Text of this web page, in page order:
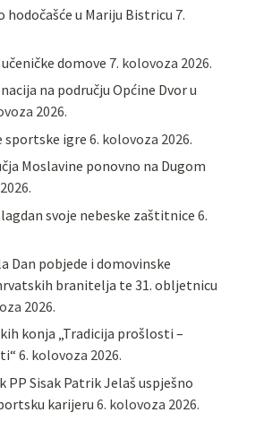
hodočašće u Mariju Bistricu 7.
domove 7. kolovoza 2026.
na području Općine Dvor u
2026.
sportske igre 6. kolovoza 2026.
Moslavine ponovno na Dugom
svoje nebeske zaštitnice 6.
Dan pobjede i domovinske
branitelja te 31. obljetnicu
2026.
konja „Tradicija prošlosti –
6. kolovoza 2026.
PP Sisak Patrik Jelaš uspješno
karijeru 6. kolovoza 2026.